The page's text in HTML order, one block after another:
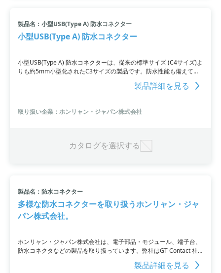
製品名：小型USB(Type A) 防水コネクター
小型USB(Type A) 防水コネクター
小型USB(Type A) 防水コネクターは、従来の標準サイズ (C4サイズ)よ
りも約5mm小型化されたC3サイズの製品です。防水性能も備えてお
り、高品質な電子部品・モジュールを提供するホンリャン・ジャパン
株式会社の製品ならではの安心感があります。ご使用の製品に合わせ
できます。防水性と小型化を兼ね備えた小型USB(Type A) 防水コネク
ターの導入により、製品の信頼性と使いやすさを向上させることがで
製品詳細を見る
取り扱い企業：ホンリャン・ジャパン株式会社
カタログを選択する
製品名：防水コネクター
多様な防水コネクターを取り扱うホンリャン・ジャ
パン株式会社。
ホンリャン・ジャパン株式会社は、電子部品・モジュール、端子台、
防水コネクタなどの製品を取り扱っています。弊社はGT Contact 社
（台湾）から防水コネクターを輸入販売しており、多様な製品ライン
ナップを取り揃えています。お客様のニーズに合わせて金型から設計
製品詳細を見る